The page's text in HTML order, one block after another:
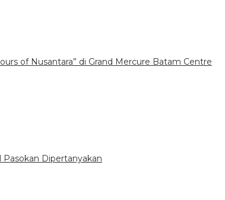
of Nusantara” di Grand Mercure Batam Centre
Pasokan Dipertanyakan